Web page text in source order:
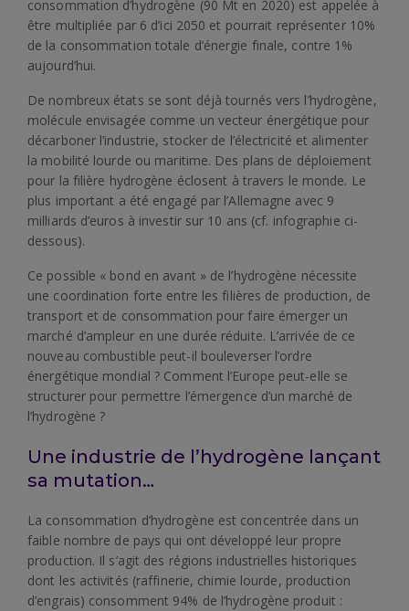
consommation d’hydrogène (90 Mt en 2020) est appelée à
être multipliée par 6 d’ici 2050 et pourrait représenter 10%
de la consommation totale d’énergie finale, contre 1%
aujourd’hui.
De nombreux états se sont déjà tournés vers l’hydrogène,
molécule envisagée comme un vecteur énergétique pour
décarboner l’industrie, stocker de l’électricité et alimenter
la mobilité lourde ou maritime. Des plans de déploiement
pour la filière hydrogène éclosent à travers le monde. Le
plus important a été engagé par l’Allemagne avec 9
milliards d’euros à investir sur 10 ans (cf. infographie ci-
dessous).
Ce possible « bond en avant » de l’hydrogène nécessite
une coordination forte entre les filières de production, de
transport et de consommation pour faire émerger un
marché d’ampleur en une durée réduite. L’arrivée de ce
nouveau combustible peut-il bouleverser l’ordre
énergétique mondial ? Comment l’Europe peut-elle se
structurer pour permettre l’émergence d’un marché de
l’hydrogène ?
Une industrie de l’hydrogène lançant
sa mutation…
La consommation d’hydrogène est concentrée dans un
faible nombre de pays qui ont développé leur propre
production. Il s’agit des régions industrielles historiques
dont les activités (raffinerie, chimie lourde, production
d’engrais) consomment 94% de l’hydrogène produit :